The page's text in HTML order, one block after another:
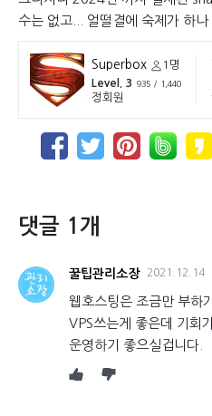
수는 없고... 얼떨결에 숙제가 하
Superbox
1명
Level. 3
935 / 1,440
정회원
댓글 1개
꿀팁관리소장 2021.12.14
웹호스팅은 조금만 부하
VPS쓰는게 좋은데 기회
운영하기 좋으실겁니다.